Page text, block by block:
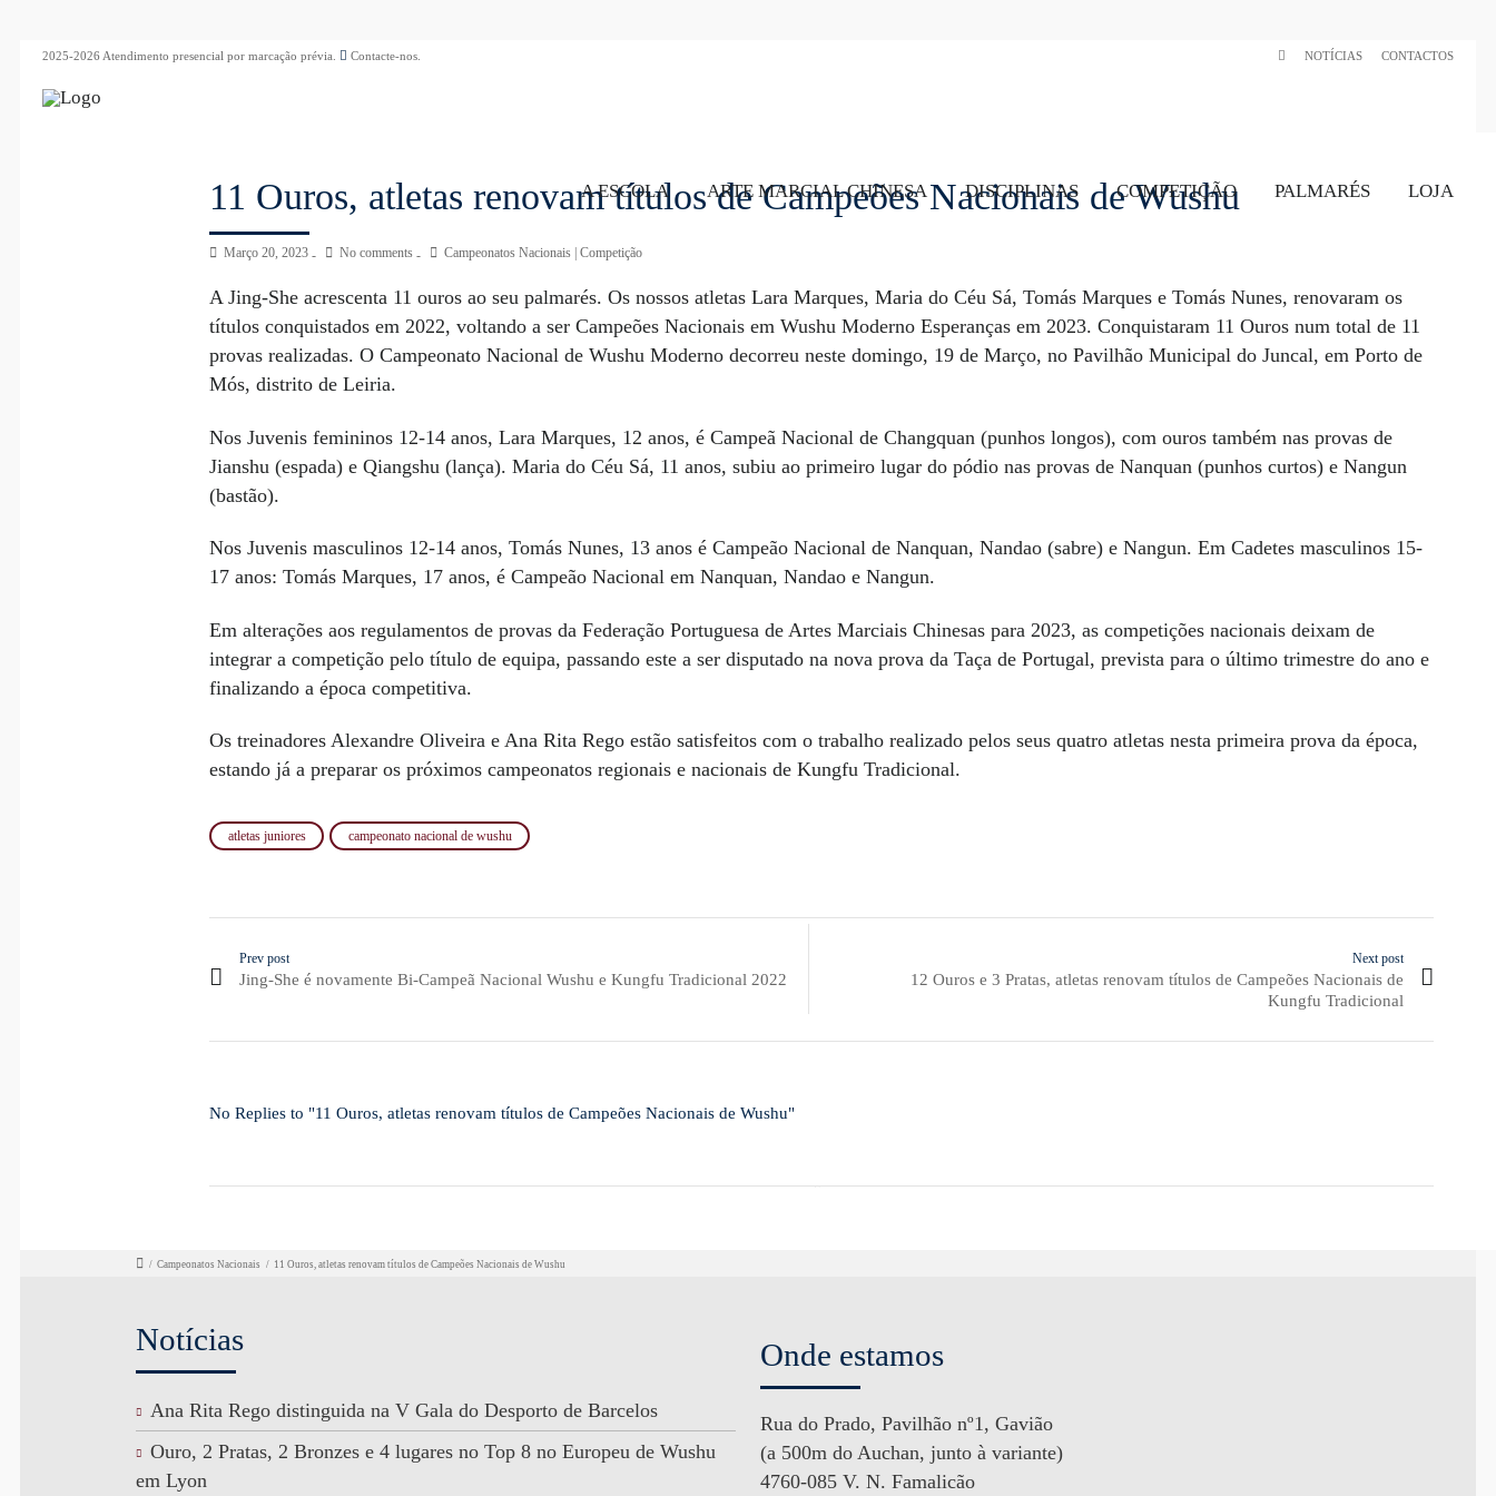
2025-2026 Atendimento presencial por marcação prévia. Contacte-nos. NOTÍCIAS CONTACTOS
A ESCOLA ARTE MARCIAL CHINESA DISCIPLINAS COMPETIÇÃO PALMARÉS LOJA
11 Ouros, atletas renovam títulos de Campeões Nacionais de Wushu
Março 20, 2023 No comments Campeonatos Nacionais| Competição
A Jing-She acrescenta 11 ouros ao seu palmarés. Os nossos atletas Lara Marques, Maria do Céu Sá, Tomás Marques e Tomás Nunes, renovaram os
títulos conquistados em 2022, voltando a ser Campeões Nacionais em Wushu Moderno Esperanças em 2023. Conquistaram 11 Ouros num total de 11
provas realizadas. O Campeonato Nacional de Wushu Moderno decorreu neste domingo, 19 de Março, no Pavilhão Municipal do Juncal, em Porto de
Mós, distrito de Leiria.
Nos Juvenis femininos 12-14 anos, Lara Marques, 12 anos, é Campeã Nacional de Changquan (punhos longos), com ouros também nas provas de
Jianshu (espada) e Qiangshu (lança). Maria do Céu Sá, 11 anos, subiu ao primeiro lugar do pódio nas provas de Nanquan (punhos curtos) e Nangun
(bastão).
Nos Juvenis masculinos 12-14 anos, Tomás Nunes, 13 anos é Campeão Nacional de Nanquan, Nandao (sabre) e Nangun. Em Cadetes masculinos 15-
17 anos: Tomás Marques, 17 anos, é Campeão Nacional em Nanquan, Nandao e Nangun.
Em alterações aos regulamentos de provas da Federação Portuguesa de Artes Marciais Chinesas para 2023, as competições nacionais deixam de
integrar a competição pelo título de equipa, passando este a ser disputado na nova prova da Taça de Portugal, prevista para o último trimestre do ano e
finalizando a época competitiva.
Os treinadores Alexandre Oliveira e Ana Rita Rego estão satisfeitos com o trabalho realizado pelos seus quatro atletas nesta primeira prova da época,
estando já a preparar os próximos campeonatos regionais e nacionais de Kungfu Tradicional.
atletas juniores campeonato nacional de wushu
Prev post
Jing-She é novamente Bi-Campeã Nacional Wushu e Kungfu Tradicional 2022
Next post
12 Ouros e 3 Pratas, atletas renovam títulos de Campeões Nacionais de
Kungfu Tradicional
No Replies to "11 Ouros, atletas renovam títulos de Campeões Nacionais de Wushu"
/ Campeonatos Nacionais / 11 Ouros, atletas renovam títulos de Campeões Nacionais de Wushu
Notícias
Ana Rita Rego distinguida na V Gala do Desporto de Barcelos
Ouro, 2 Pratas, 2 Bronzes e 4 lugares no Top 8 no Europeu de Wushu
em Lyon
Onde estamos
Rua do Prado, Pavilhão nº1, Gavião
(a 500m do Auchan, junto à variante)
4760-085 V. N. Famalicão